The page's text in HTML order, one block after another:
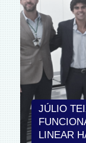
JÚLIO
LINEAR